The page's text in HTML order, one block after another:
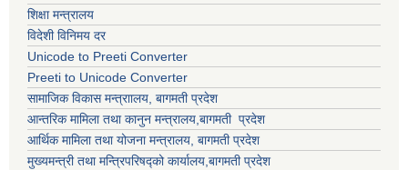
शिक्षा मन्त्रालय
विदेशी विनिमय दर
Unicode to Preeti Converter
Preeti to Unicode Converter
सामाजिक विकास मन्त्राालय, बागमती प्रदेश
आन्तरिक मामिला तथा कानुन मन्त्रालय,बागमती प्रदेश
आर्थिक मामिला तथा योजना मन्त्रालय, बागमती प्रदेश
मुख्यमन्त्री तथा मन्त्रिपरिषद्को कार्यालय,बागमती प्रदेश